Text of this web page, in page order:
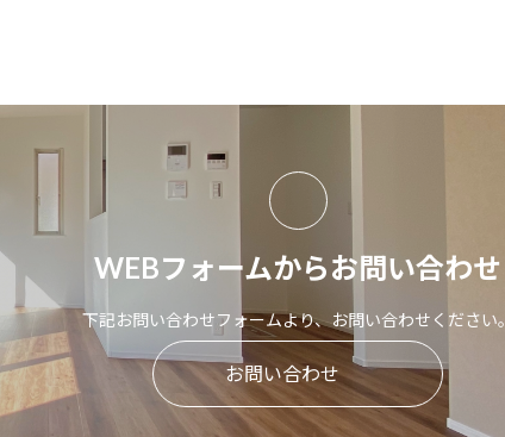
WEBフォームからお問い合わせ
下記お問い合わせフォームより、お問い合わせください。
お問い合わせ